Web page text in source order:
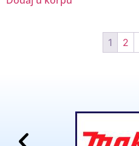
1 2